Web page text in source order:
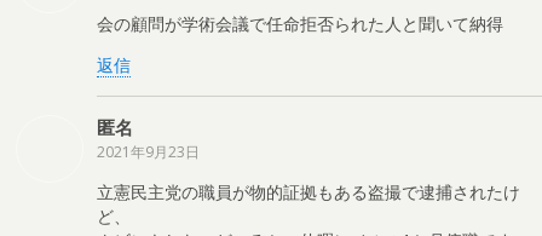
会の顧問が学術会議で任命拒否られた人と聞いて納得
返信
匿名
2021年9月23日
立憲民主党の職員が物的証拠もある盗撮で逮捕されたけ
ど、